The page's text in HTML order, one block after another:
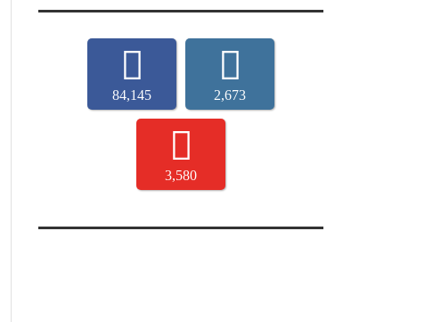
84,145 2,673
3,580